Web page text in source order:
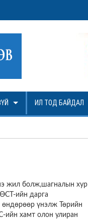
ИЛ ТОД БАЙДАЛ
жил болж,шагналын хур
ийн дарга
өндөрөөр үнэлж Төрийн
ийн хамт олон улиран